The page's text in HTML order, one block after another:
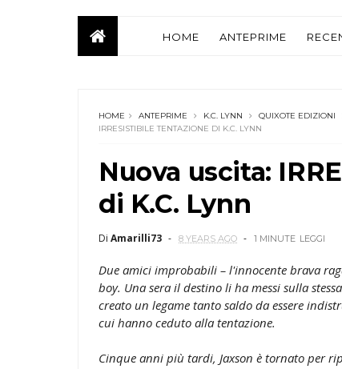
HOME ANTEPRIME
HOME ANTEPRIME K.C. LYNN QUIXOTE EDIZIONI
IRRESISTIBILE TENTAZIONE DI K.C. LYNN
Nuova uscita:
di K.C. Lynn
Di Amarilli73 8 YEARS AGO 1 MINUTE LEGGI
Due amici improbabili – l'innocente brava
boy. Una sera il destino li ha messi sulla
creato un legame tanto saldo da essere
cui hanno ceduto alla tentazione.
Cinque anni più tardi, Jaxson è tornato per